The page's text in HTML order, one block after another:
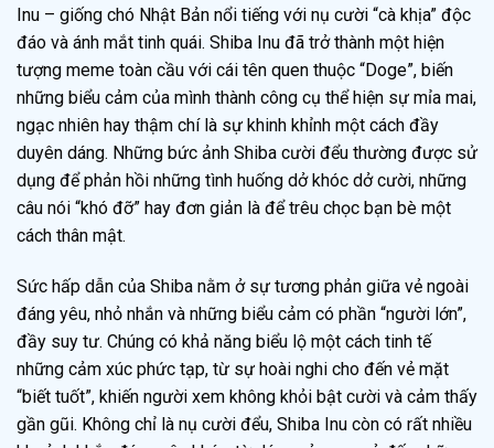
Inu – giống chó Nhật Bản nổi tiếng với nụ cười “cà khịa” độc
đáo và ánh mắt tinh quái. Shiba Inu đã trở thành một hiện
tượng meme toàn cầu với cái tên quen thuộc “Doge”, biến
những biểu cảm của mình thành công cụ thể hiện sự mỉa mai,
ngạc nhiên hay thậm chí là sự khinh khỉnh một cách đầy
duyên dáng. Những bức ảnh Shiba cười đểu thường được sử
dụng để phản hồi những tình huống dở khóc dở cười, những
câu nói “khó đỡ” hay đơn giản là để trêu chọc bạn bè một
cách thân mật.
Sức hấp dẫn của Shiba nằm ở sự tương phản giữa vẻ ngoài
đáng yêu, nhỏ nhắn và những biểu cảm có phần “người lớn”,
đầy suy tư. Chúng có khả năng biểu lộ một cách tinh tế
những cảm xúc phức tạp, từ sự hoài nghi cho đến vẻ mặt
“biết tuốt”, khiến người xem không khỏi bật cười và cảm thấy
gần gũi. Không chỉ là nụ cười đểu, Shiba Inu còn có rất nhiều